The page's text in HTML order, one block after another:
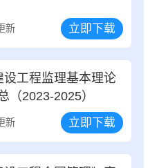
新 立即下载
工程监理基本理论
（2023-2025）
新 立即下载